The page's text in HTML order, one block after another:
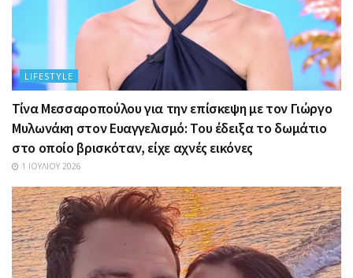
LIFESTYLE
Τίνα Μεσσαροπούλου για την επίσκεψη με τον Γιώργο
Μυλωνάκη στον Ευαγγελισμό: Του έδειξα το δωμάτιο
στο οποίο βρισκόταν, είχε αχνές εικόνες
1 ΙΟΥΛΊΟΥ 2026